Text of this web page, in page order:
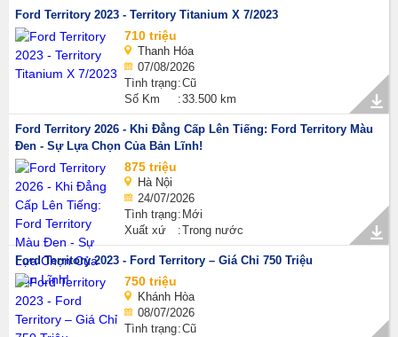
Ford Territory 2023 - Territory Titanium X 7/2023
710 triệu
Thanh Hóa
07/08/2026
Tình trạng Cũ
Số Km
33.500 km
Ford Territory 2026 - Khi Đẳng Cấp Lên Tiếng: Ford Territory Màu
Đen - Sự Lựa Chọn Của Bản Lĩnh!
875 triệu
Hà Nội
24/07/2026
Tình trạng Mới
Xuất xứ
Trong nước
Ford Territory 2023 - Ford Territory – Giá Chỉ 750 Triệu
750 triệu
Khánh Hòa
08/07/2026
Tình trạng Cũ